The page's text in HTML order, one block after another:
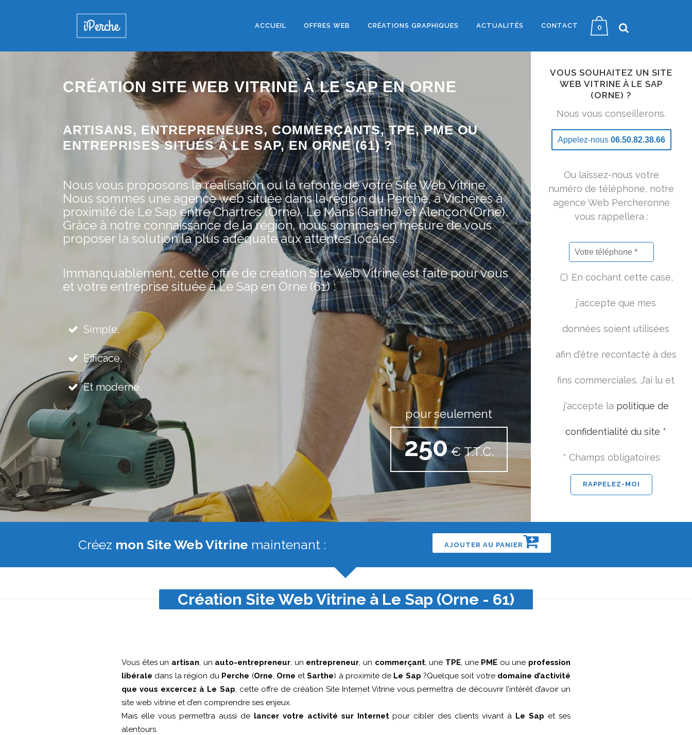
0
ACCUEIL OFFRES WEB CRÉATIONS GRAPHIQUES ACTUALITÉS CONTACT
CRÉATION SITE WEB VITRINE À LE SAP EN ORNE
ARTISANS, ENTREPRENEURS, COMMERÇANTS, TPE, PME OU
ENTREPRISES SITUÉS À LE SAP, EN ORNE (61) ?
Nous vous proposons la réalisation ou la refonte de votre Site Web Vitrine.
Nous sommes une agence web située dans la région du Perche, à Vichères à
proximité de Le Sap entre Chartres (Orne), Le Mans (Sarthe) et Alençon (Orne).
Grâce à notre connaissance de la région, nous sommes en mesure de vous
proposer la solution la plus adéquate aux attentes locales.
Immanquablement, cette offre de création Site Web Vitrine est faite pour vous
et votre entreprise située à Le Sap en Orne (61) :
Simple,
Efficace,
Et moderne.
pour seulement
250€ T.T.C.
VOUS SOUHAITEZ UN SITE
WEB VITRINE À LE SAP
(ORNE) ?
Nous vous conseillerons.
Appelez-nous 06.50.82.38.66
Ou laissez-nous votre
numéro de téléphone, notre
agence Web Percheronne
vous rappellera :
En cochant cette case,
j'accepte que mes
données soient utilisées
afin d'être recontacté à des
fins commerciales. J’ai lu et
j'accepte la politique de
confidentialité du site *
* Champs obligatoires
Créez mon Site Web Vitrine maintenant : AJOUTER AU PANIER
Création Site Web Vitrine à Le Sap (Orne - 61)
Vous êtes un artisan, un auto-entrepreneur, un entrepreneur, un commerçant, une TPE, une PME ou une profession
libérale dans la région du Perche (Orne, Orne etSarthe) à proximité de Le Sap ?Quelque soit votre domaine d’activité
que vous excercez à Le Sap, cette offre de création Site Internet Vitrine vous permettra de découvrir l’intérêt d’avoir un
site web vitrine et d’en comprendre ses enjeux.
Mais elle vous permettra aussi de lancer votre activité sur Internetpour cibler des clients vivant à Le Sap et ses
alentours.